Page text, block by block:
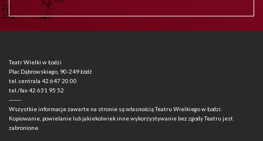
Teatr Wielki w Łodzi
Plac Dąbrowskiego, 90-249 Łódź
tel. centrala 42 647 20 00
tel./fax42 631 95 52
-------
Wszystkie informacje zawarte na stronie są własnością Teatru Wielkiego w Łodzi.
Kopiowanie, powielanie lub jakiekolwiek inne wykorzystywanie bez zgody Teatru jest
zabronione.